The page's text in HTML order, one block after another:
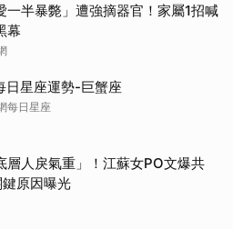
一半暴斃」遭強摘器官！家屬1招喊
幕
星座運勢-巨蟹座
每日星座
層人戾氣重」！江蘇女PO文爆共
原因曝光